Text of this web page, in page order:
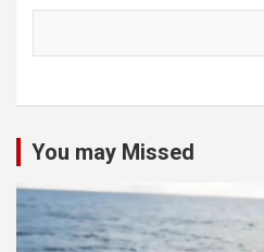
You may Missed